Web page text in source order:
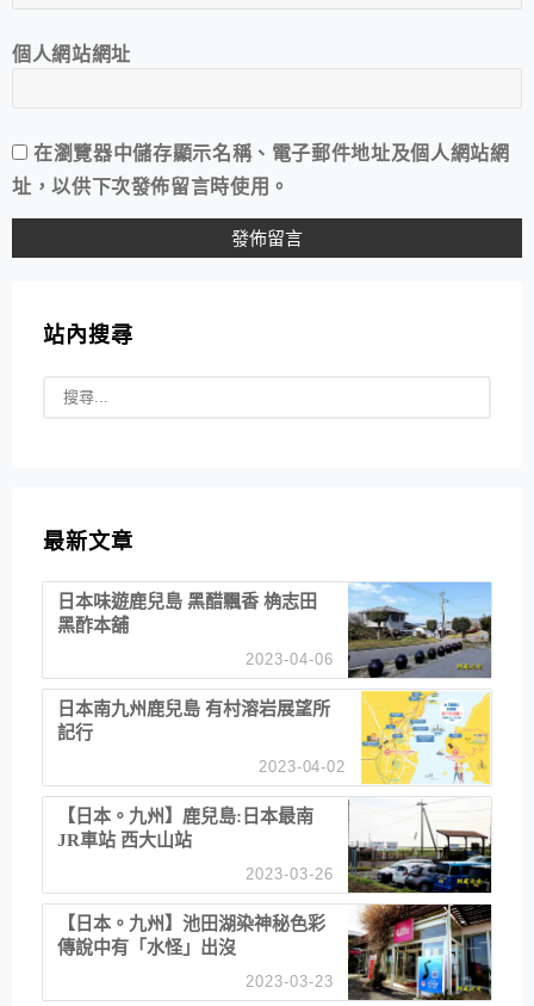
個人網站網址
在瀏覽器中儲存顯示名稱、電子郵件地址及個人網站網
址，以供下次發佈留言時使用。
站內搜尋
最新文章
日本味遊鹿兒島 黑醋飄香 桷志田
黑酢本舖
2023-04-06
日本南九州鹿兒島 有村溶岩展望所
記行
2023-04-02
【日本。九州】鹿兒島:日本最南
JR車站 西大山站
2023-03-26
【日本。九州】池田湖染神秘色彩
傳說中有「水怪」出沒
2023-03-23